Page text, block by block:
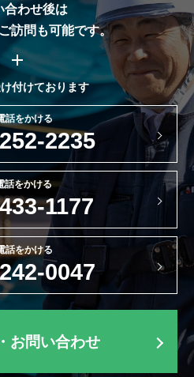
合わせ後は
訪問も可能です。
付けております
話をかける
2235
話をかける
1177
話をかける
0047
お問い合わせ